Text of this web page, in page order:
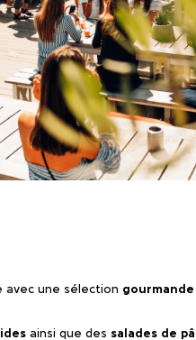
avec une sélection gourmande
ainsi que des salades de